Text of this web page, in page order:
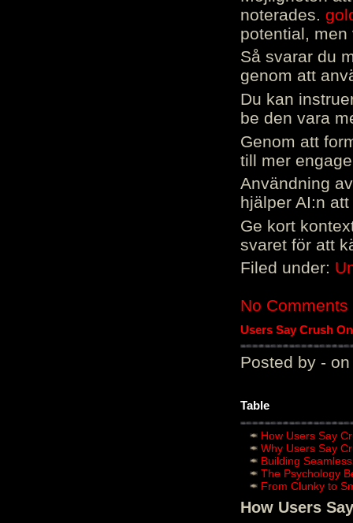
noterades.
potential, men
Så svarar du
genom att
Du kan
be den vara
Genom att
till mer
Användning
hjälper AI:n
Ge kort
svaret för att
Filed under:
No Comments
Users Say Crush
Posted by - on
Table
How Users Say
Why Users Say
Building
The Psychology
From Clunky to
How Users